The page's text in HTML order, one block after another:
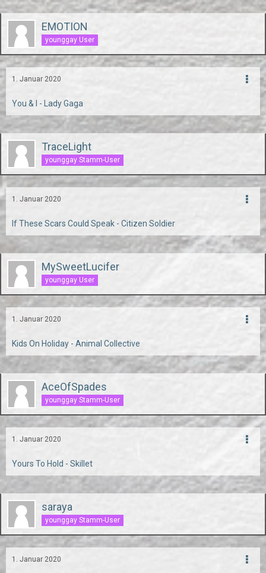
EMOTION
younggay User
1. Januar 2020
You & I - Lady Gaga
TraceLight
younggay Stamm-User
1. Januar 2020
If These Scars Could Speak - Citizen Soldier
MySweetLucifer
younggay User
1. Januar 2020
Kids On Holiday - Animal Collective
AceOfSpades
younggay Stamm-User
1. Januar 2020
Yours To Hold - Skillet
saraya
younggay Stamm-User
1. Januar 2020